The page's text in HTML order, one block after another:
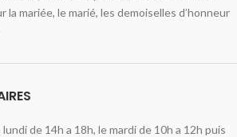
mariée, le marié, les demoiselles d’honneur
de 14h a 18h, le mardi de 10h a 12h puis